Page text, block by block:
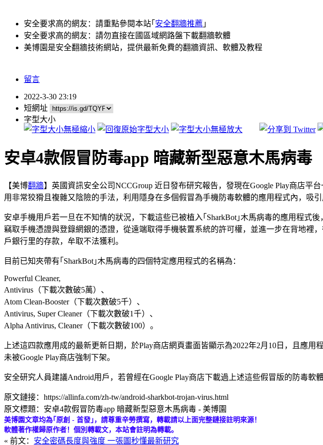
安全要求高的網友：請重點參閱本站｢ 安全翻牆推薦 ｣
安全要求高的網友：請勿直接在國區域網路盤下載翻牆軟體
美博園是安全翻牆技術網站，提供最新免費的翻牆資訊、軟體及教程
留言
2022-3-30 23:19
短網址
字型大小
安卓4款假冒防毒app 暗藏新型惡意木馬病毒
【美博翻牆】英國資訊安全公司NCCGroup 近日發布研究報告，發現在Google Play商店平
用非常狡猾且複雜又陰險的手法，利用隱身在多個假冒為手機防毒軟體的應用程式內，吸引
安卓手機用戶若一旦在不知情的狀況，下載這些已被植入｢SharkBot｣木馬病毒的應用程
竊取手機憑證與登錄網銀的憑證，從遠端取得手機裝置系統的許可權，並進一步在背地裡
戶銀行里的存款，牟取不法獲利。
目前已知夾帶有｢SharkBot｣木馬病毒的四個特定應用程式的名稱為：
Powerful Cleaner,
Antivirus（下載次數破5萬）、
Atom Clean-Booster（下載次數破5千）、
Antivirus, Super Cleaner（下載次數破1千）、
Alpha Antivirus, Cleaner（下載次數破100）。
上述這四款應用成的最新更新日期，於Play商店網頁畫面皆顯示為2022年2月10日，且應
未被Google Play商店強制下架。
安全研究人員建議Android用戶，若曾經在Google Play商店下載過上述這些假冒版的防毒軟
原文鏈接：https://allinfa.com/zh-tw/android-sharkbot-trojan-virus.html
原文標題：安卓4款假冒防毒app 暗藏新型惡意木馬病毒 - 美博園
美博園文章均為｢原創 - 首發｣，請尊重辛勞撰寫，轉載請以上面完整鏈接註明來源！
軟體著作權歸原作者！個別轉載文，本站會註明為轉載。
« 前文： 安全密碼長度與強度 一張圖秒懂最新研究